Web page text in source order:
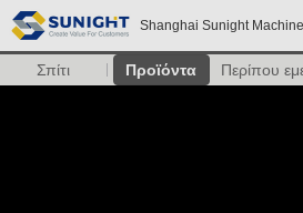
Shanghai Sunight
Σπίτι Προϊόντα Περίπου